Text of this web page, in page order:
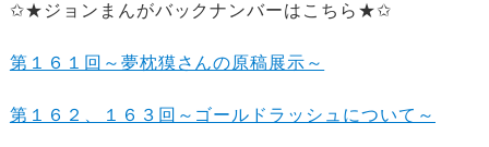
✩★ジョンまんがバックナンバーはこちら★✩
第１６１回～夢枕獏さんの原稿展示～
第１６２、１６３回～ゴールドラッシュについて～